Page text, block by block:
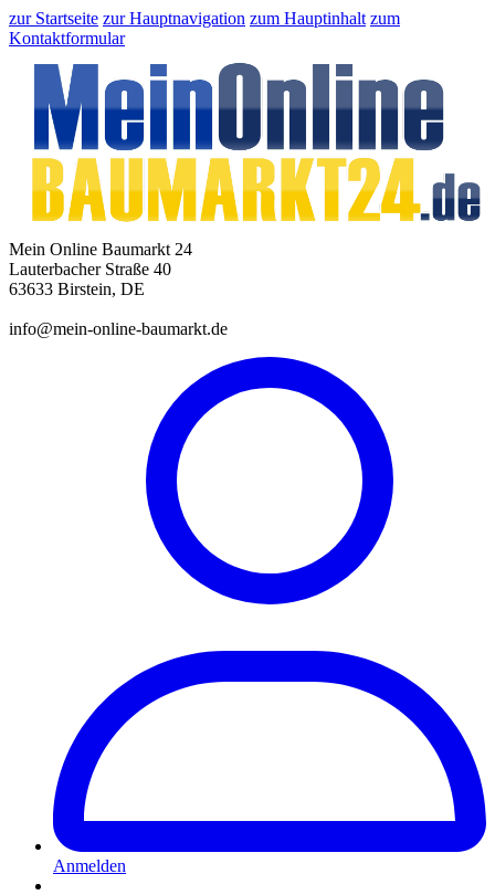
zur Startseite zur Hauptnavigation zum Hauptinhalt zum
Kontaktformular
Mein Online Baumarkt 24
Lauterbacher Straße 40
63633 Birstein, DE
info@mein-online-baumarkt.de
Anmelden